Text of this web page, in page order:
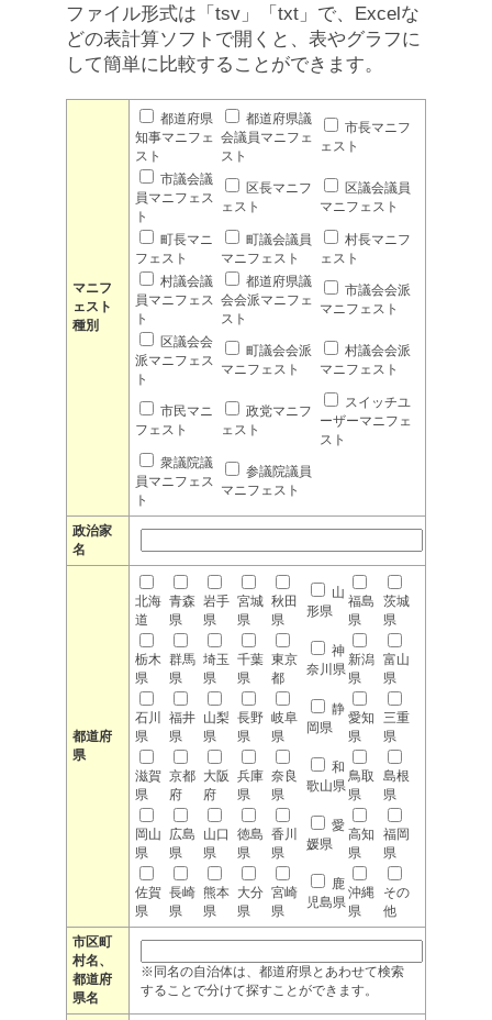
ファイル形式は「tsv」「txt」で、Excelな
どの表計算ソフトで開くと、表やグラフに
して簡単に比較することができます。
マニフ
ェスト
種別
都道府県
知事マニフェ
スト
都道府県議
会議員マニフェ
スト
市長マニフ
ェスト
市議会議
員マニフェス
ト
区長マニフ
ェスト
区議会議員
マニフェスト
町長マニ
フェスト
町議会議員
マニフェスト
村長マニフ
ェスト
村議会議
員マニフェス
ト
都道府県議
会会派マニフェ
スト
市議会会派
マニフェスト
区議会会
派マニフェス
ト
町議会会派
マニフェスト
村議会会派
マニフェスト
市民マニ
フェスト
政党マニフ
ェスト
スイッチユ
ーザーマニフェ
スト
衆議院議
員マニフェス
ト
参議院議員
マニフェスト
政治家
名
都道府
県
北海
道
青森
県
岩手
県
宮城
県
秋田
県
山
形県
福島
県
茨城
県
栃木
県
群馬
県
埼玉
県
千葉
県
東京
都
神
奈川県
新潟
県
富山
県
石川
県
福井
県
山梨
県
長野
県
岐阜
県
静
岡県
愛知
県
三重
県
滋賀
県
京都
府
大阪
府
兵庫
県
奈良
県
和
歌山県
鳥取
県
島根
県
岡山
県
広島
県
山口
県
徳島
県
香川
県
愛
媛県
高知
県
福岡
県
佐賀
県
長崎
県
熊本
県
大分
県
宮崎
県
鹿
児島県
沖縄
県
その
他
市区町
村名、
都道府
県名
※同名の自治体は、都道府県とあわせて検索
することで分けて探すことができます。